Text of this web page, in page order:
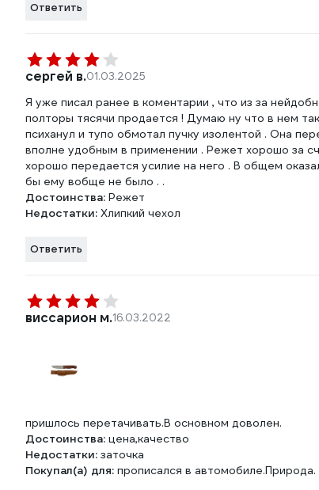
Ответить
сергей в.01.03.2025
Я уже писал ранее в коментарии , что из за
полторы тясячи продается ! Думаю ну что в нем
психанул и тупо обмотал пучку изолентой . Она
вполне удобным в применении . Режет хорошо за
хорошо передается усилие на него . В общем
бы ему вобще не было . .
Достоинства: Режет
Недостатки: Хлипкий чехол
Ответить
виссарион м.16.03.2022
пришлось перетачивать.В основном доволен.
Достоинства: цена,качество
Недостатки: заточка
Покупал(а) для: прописался в автомобиле.Природа.